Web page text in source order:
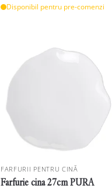
Disponibil pentru pre-comenzi
FARFURII PENTRU CINĂ
Farfurie cina 27cm PURA